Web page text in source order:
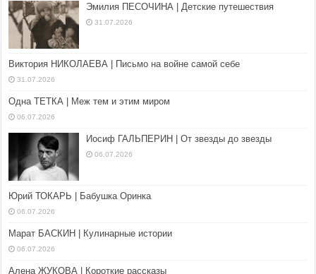
Эмилия ПЕСОЧИНА | Детские путешествия
31.07.2026
Виктория НИКОЛАЕВА | Письмо на войне самой себе
31.07.2026
Одна ТЕТКА | Меж тем и этим миром
06.07.2026
Иосиф ГАЛЬПЕРИН | От звезды до звезды
06.07.2026
Юрий ТОКАРЬ | Бабушка Оринка
06.07.2026
Марат БАСКИН | Кулинарные истории
06.07.2026
Алена ЖУКОВА | Короткие рассказы